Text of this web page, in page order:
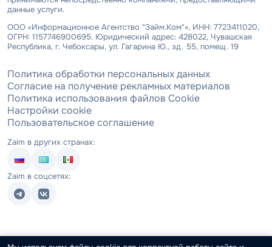
данные услуги.
ООО «Информационное Агентство "Займ.Ком"», ИНН: 7723411020,
ОГРН: 1157746900695. Юридический адрес: 428022, Чувашская
Республика, г. Чебоксары, ул. Гагарина Ю., зд. 55, помещ. 19
Политика обработки персональных данных
Согласие на получение рекламных материалов
Политика использования файлов Cookie
Настройки cookie
Пользовательское соглашение
Zaim в других странах:
Zaim в соцсетях: